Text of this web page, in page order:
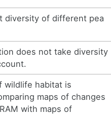
diversity of different pea
does not take diversity
wildlife habitat is
maps of changes
with maps of